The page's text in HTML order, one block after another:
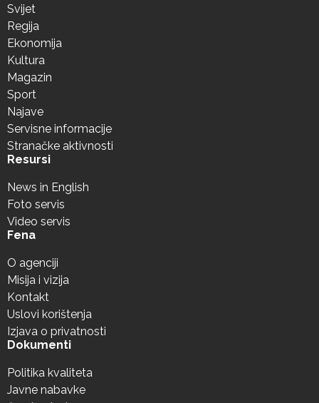
Svijet
Regija
Ekonomija
Kultura
Magazin
Sport
Najave
Servisne informacije
Stranačke aktivnosti
Resursi
News in English
Foto servis
Video servis
Fena
O agenciji
Misija i vizija
Kontakt
Uslovi korištenja
Izjava o privatnosti
Dokumenti
Politika kvaliteta
Javne nabavke